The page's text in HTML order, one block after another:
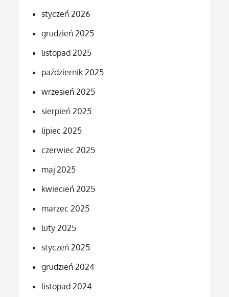
styczeń 2026
grudzień 2025
listopad 2025
październik 2025
wrzesień 2025
sierpień 2025
lipiec 2025
czerwiec 2025
maj 2025
kwiecień 2025
marzec 2025
luty 2025
styczeń 2025
grudzień 2024
listopad 2024